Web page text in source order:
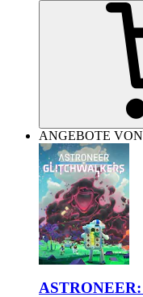
ANGEBOTE